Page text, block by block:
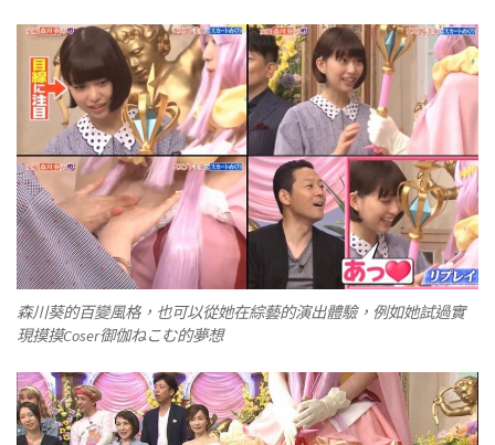
森川葵的百變風格，也可以從她在綜藝的演出體驗，例如她試過實
現摸摸Coser御伽ねこむ的夢想